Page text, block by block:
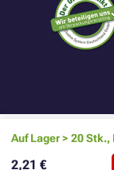
Auf Lager > 20
2,21 €